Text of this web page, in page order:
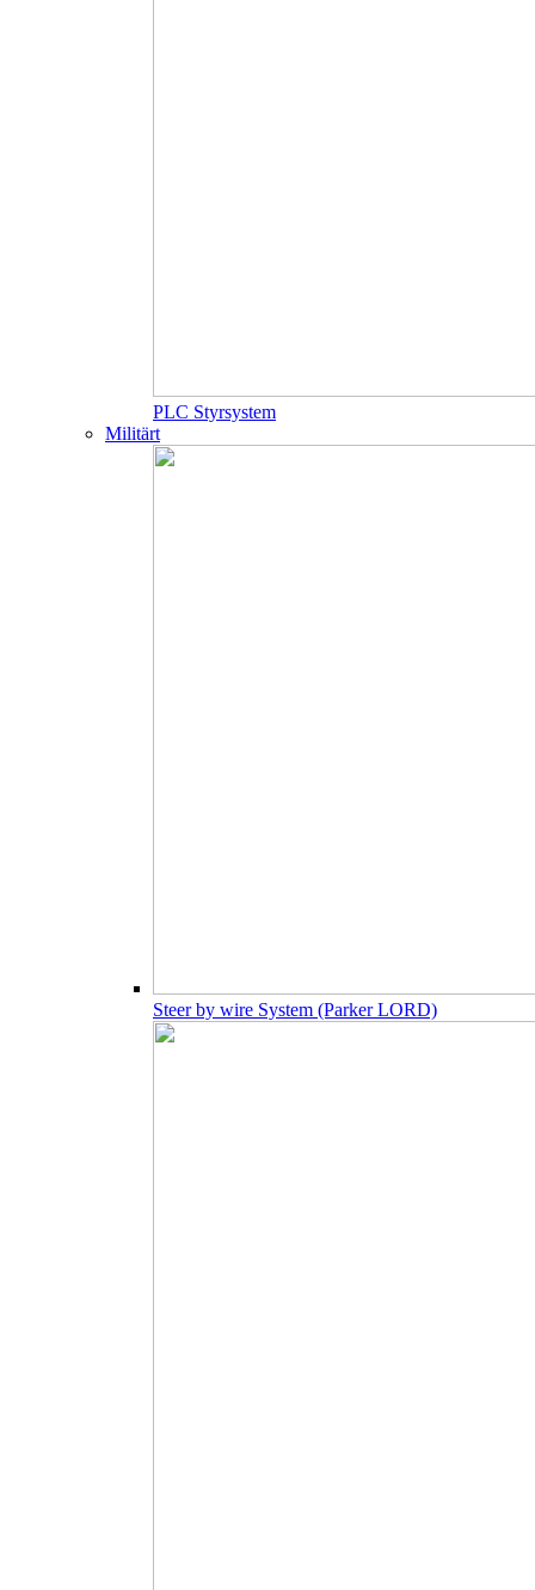
PLC Styrsystem
Militärt
Steer by wire System (Parker LORD)